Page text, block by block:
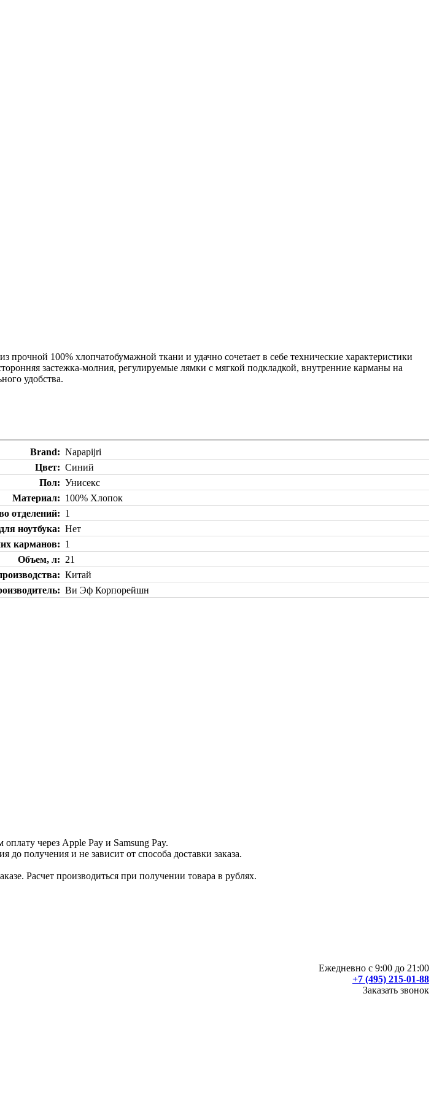
100% хлопчатобумажной ткани и удачно сочетает в себе технические характеристики
застежка-молния, регулируемые лямки с мягкой подкладкой, внутренние карманы на
удобства.
Brand
Napapijri
Цвет
Синий
Пол
Унисекс
Материал
100% Хлопок
отделений
1
ноутбука
Нет
карманов
1
Объем, л
21
Китай
Ви Эф Корпорейшн
через Apple Pay и Samsung Pay.
получения и не зависит от способа доставки заказа.
Расчет производиться при получении товара в рублях.
Ежедневно с 9:00 до 21:00
+7 (495) 215-01-88
Заказать звонок